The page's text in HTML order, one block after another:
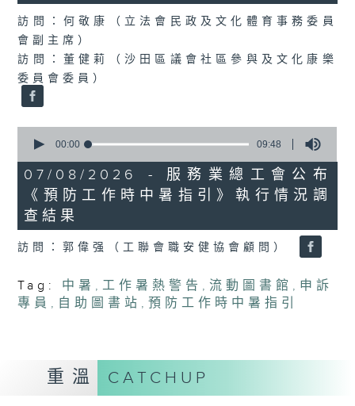
訪問：何敬康（立法會民政及文化體育事務委員
會副主席）
訪問：董健莉（沙田區議會社區參與及文化康樂
委員會委員）
seconds
9
minutes,
48
seconds
00:00 09:48
07/08/2026 - 服務業總工會公布
《預防工作時中暑指引》執行情況調
查結果
訪問：郭偉强（工聯會職安健協會顧問）
Tag: 中暑 ,工作暑熱警告 ,流動圖書館 , 申訴
專員 , 自助圖書站 ,預防工作時中暑指引
重溫 CATCHUP